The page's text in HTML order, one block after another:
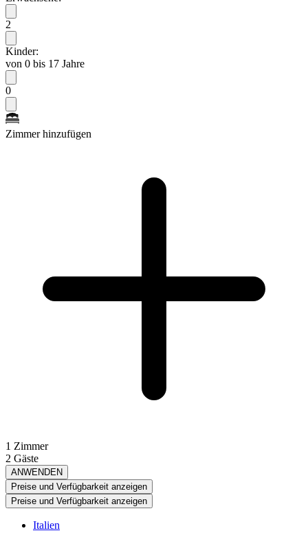
2
Kinder:
von 0 bis 17 Jahre
0
Zimmer hinzufügen
1 Zimmer
2 Gäste
ANWENDEN
Preise und Verfügbarkeit anzeigen
Preise und Verfügbarkeit anzeigen
Italien